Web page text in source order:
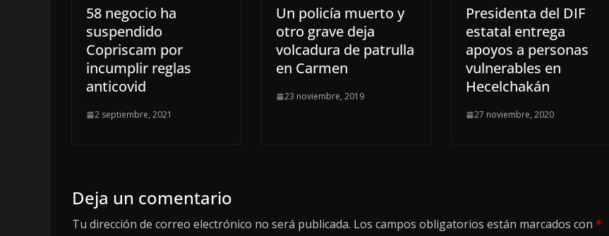
58 negocio ha
suspendido
Copriscam por
incumplir reglas
anticovid
2 septiembre, 2021
Un policía muerto y
otro grave deja
volcadura de patrulla
en Carmen
23 noviembre, 2019
Presidenta del DIF
estatal entrega
apoyos a personas
vulnerables en
Hecelchakán
27 noviembre, 2020
Deja un comentario
Tu dirección de correo electrónico no será publicada. Los campos obligatorios están marcados con *